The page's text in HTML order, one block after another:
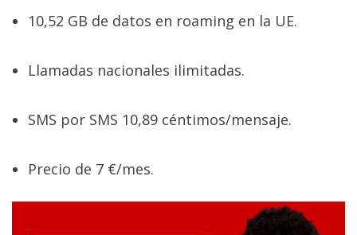
10,52 GB de datos en roaming en la UE.
Llamadas nacionales ilimitadas.
SMS por SMS 10,89 céntimos/mensaje.
Precio de 7 €/mes.